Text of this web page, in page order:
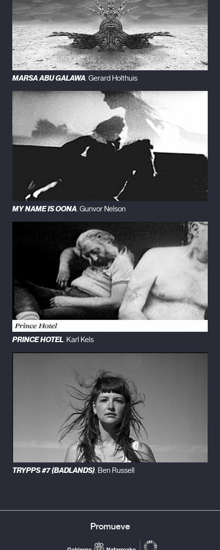
MARSA ABU GALAWA. Gerard Holthuis
MY NAME IS OONA. Gunvor Nelson
PRINCE HOTEL. Karl Kels
TRYPPS #7 (BADLANDS). Ben Russell
Promueve